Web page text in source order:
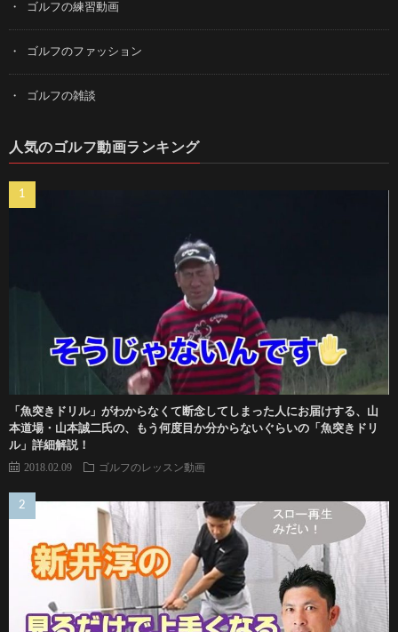
ゴルフの練習動画
ゴルフのファッション
ゴルフの雑談
人気のゴルフ動画ランキング
「魚突きドリル」がわからなくて断念してしまった人にお届けする、山
本道場・山本誠二氏の、もう何度目か分からないぐらいの「魚突きドリ
ル」詳細解説！
2018.02.09 ゴルフのレッスン動画